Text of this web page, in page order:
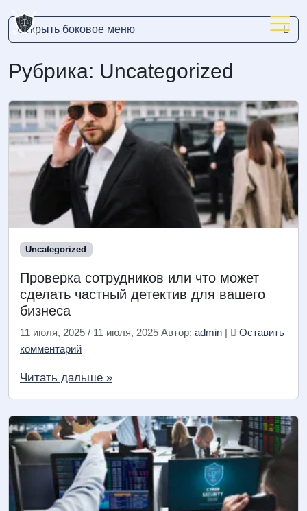
Menu
Рубрика: Uncategorized
Uncategorized
Проверка сотрудников или что может
сделать частный детектив для вашего
бизнеса
11 июля, 2025 / 11 июля, 2025 Автор: admin
Оставить
комментарий
Читать дальше »
Открыть боковое меню